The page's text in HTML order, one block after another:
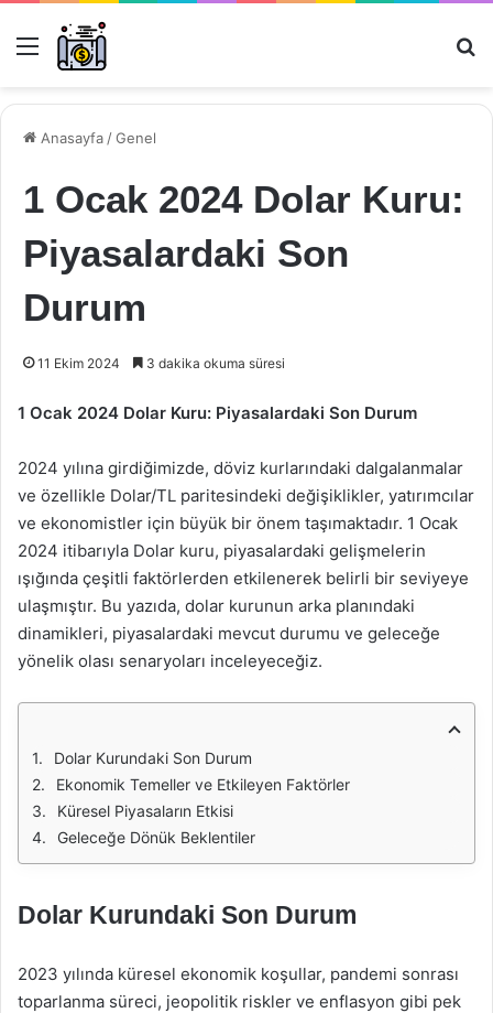
Menü
Anasayfa /Genel
1 Ocak 2024 Dolar Kuru:
Piyasalardaki Son
Durum
11 Ekim 2024 3 dakika okuma süresi
1 Ocak 2024 Dolar Kuru: Piyasalardaki Son Durum
2024 yılına girdiğimizde, döviz kurlarındaki dalgalanmalar
ve özellikle Dolar/TL paritesindeki değişiklikler, yatırımcılar
ve ekonomistler için büyük bir önem taşımaktadır. 1 Ocak
2024 itibarıyla Dolar kuru, piyasalardaki gelişmelerin
ışığında çeşitli faktörlerden etkilenerek belirli bir seviyeye
ulaşmıştır. Bu yazıda, dolar kurunun arka planındaki
dinamikleri, piyasalardaki mevcut durumu ve geleceğe
yönelik olası senaryoları inceleyeceğiz.
Dolar Kurundaki Son Durum
Ekonomik Temeller ve Etkileyen Faktörler
Küresel Piyasaların Etkisi
Geleceğe Dönük Beklentiler
Dolar Kurundaki Son Durum
2023 yılında küresel ekonomik koşullar, pandemi sonrası
toparlanma süreci, jeopolitik riskler ve enflasyon gibi pek